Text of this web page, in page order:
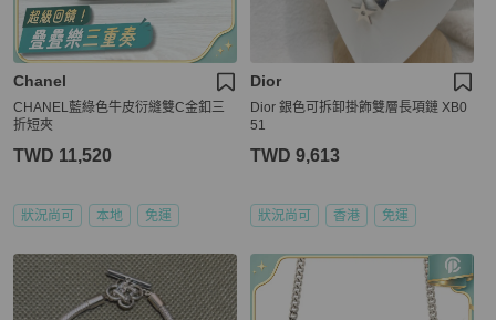
Chanel
CHANEL藍綠色牛皮衍縫雙C金釦三
折短夾
TWD 11,520
狀況尚可 本地 免運
Dior
Dior 銀色可拆卸掛飾雙層長項鏈 XB0
51
TWD 9,613
狀況尚可 香港 免運